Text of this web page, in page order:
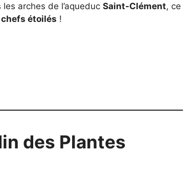
les arches de l’aqueduc Saint-Clément, ce
étoilés !
des Plantes